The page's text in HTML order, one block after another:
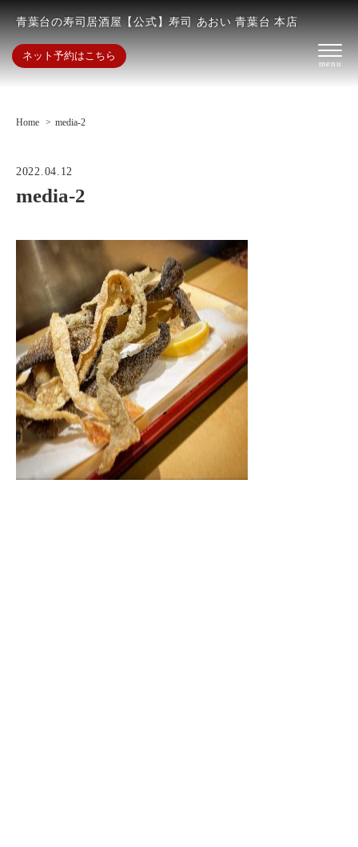
青葉台の寿司居酒屋【公式】寿司 あおい 青葉台 本店
ネット予約はこちら
Home media-2
2022.04.12
media-2